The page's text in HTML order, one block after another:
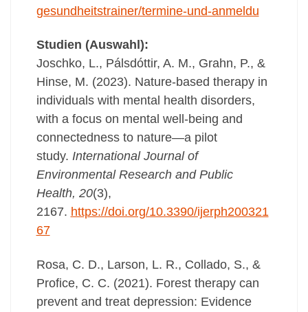
gesundheitstrainer/termine-und-anmeldu
Studien (Auswahl):
Joschko, L., Pálsdóttir, A. M., Grahn, P., &
Hinse, M. (2023). Nature-based therapy in
individuals with mental health disorders,
with a focus on mental well-being and
connectedness to nature—a pilot
study. International Journal of
Environmental Research and Public
Health, 20(3),
2167. https://doi.org/10.3390/ijerph200321
67
Rosa, C. D., Larson, L. R., Collado, S., &
Profice, C. C. (2021). Forest therapy can
prevent and treat depression: Evidence